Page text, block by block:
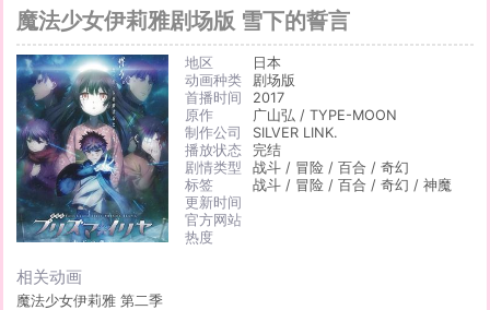
魔法少女伊莉雅剧场版 雪下的誓言
地区
日本
动画种类
剧场版
首播时间
2017
原作
广山弘 / TYPE-MOON
制作公司
SILVER LINK.
播放状态
完结
剧情类型
战斗 / 冒险 / 百合 / 奇幻
标签
战斗 / 冒险 / 百合 / 奇幻 / 神魔
更新时间
官方网站
热度
相关动画
魔法少女伊莉雅 第二季